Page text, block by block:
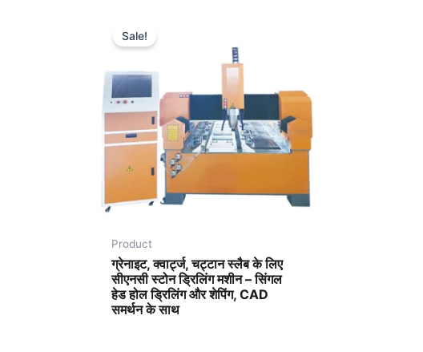
Sale!
Product
ग्रेनाइट, क्वार्ट्ज, चट्टान स्लैब के लिए
सीएनसी स्टोन ड्रिलिंग मशीन – सिंगल
हेड होल ड्रिलिंग और शेपिंग, CAD
समर्थन के साथ